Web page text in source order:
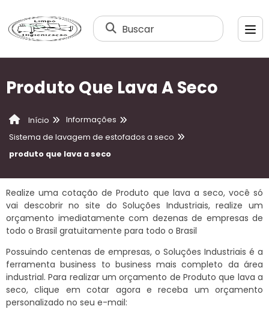
Buscar
Produto Que Lava A Seco
Início
Informações
Sistema de lavagem de estofados a seco
produto que lava a seco
Realize uma cotação de Produto que lava a seco, você só
vai descobrir no site do Soluções Industriais, realize um
orçamento imediatamente com dezenas de empresas de
todo o Brasil gratuitamente para todo o Brasil
Possuindo centenas de empresas, o Soluções Industriais é a
ferramenta business to business mais completo da área
industrial. Para realizar um orçamento de Produto que lava a
seco, clique em cotar agora e receba um orçamento
personalizado no seu e-mail: